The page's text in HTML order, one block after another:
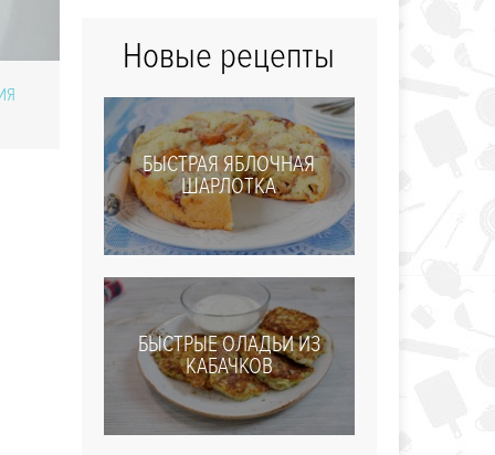
Новые рецепты
БЫСТРАЯ ЯБЛОЧНАЯ
ШАРЛОТКА
БЫСТРЫЕ ОЛАДЬИ ИЗ
КАБАЧКОВ